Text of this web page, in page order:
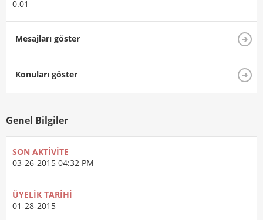
0.01
Mesajları göster
Konuları göster
Genel Bilgiler
SON AKTIVITE
03-26-2015 04:32 PM
ÜYELIK TARIHI
01-28-2015